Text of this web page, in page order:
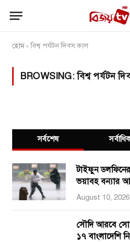
হোম»বিশ্ব পর্যটন দিবস কাল
BROWSING:বিশ্ব পর্যটন
সর্বশেষ
টাইফুন
ভয়াবহ বন্যার
August 10, 2026
সৌদি আরবে
১৭ বাংলাদেশি